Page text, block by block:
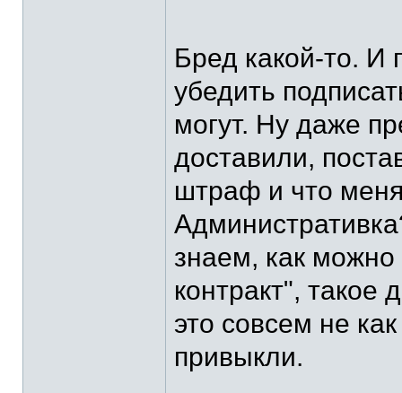
Бред какой-то. И
убедить
могут. Ну даже
доставили,
штраф и что меня
знаем, как
контракт", такое
это совсем не
привыкли.